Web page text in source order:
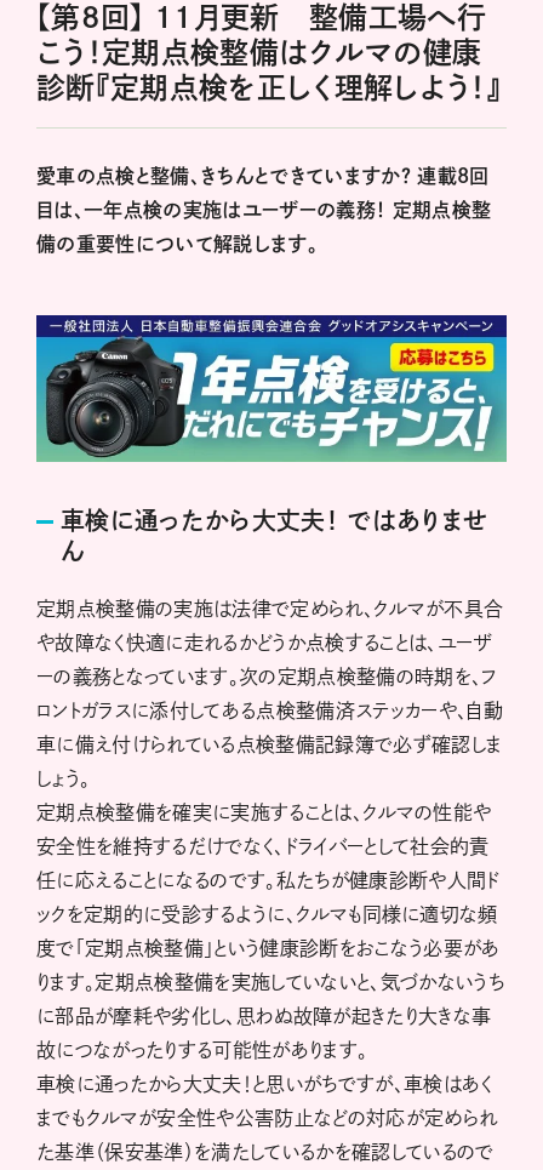
【第8回】 11月更新 整備工場へ行
こう！定期点検整備はクルマの健康
診断『定期点検を正しく理解しよう！』
愛車の点検と整備、きちんとできていますか？ 連載8回
目は、一年点検の実施はユーザーの義務！ 定期点検整
備の重要性について解説します。
車検に通ったから大丈夫！ ではありませ
ん
定期点検整備の実施は法律で定められ、クルマが不具合
や故障なく快適に走れるかどうか点検することは、ユーザ
ーの義務となっています。次の定期点検整備の時期を、フ
ロントガラスに添付してある点検整備済ステッカーや、自動
車に備え付けられている点検整備記録簿で必ず確認しま
しょう。
定期点検整備を確実に実施することは、クルマの性能や
安全性を維持するだけでなく、ドライバーとして社会的責
任に応えることになるのです。私たちが健康診断や人間ド
ックを定期的に受診するように、クルマも同様に適切な頻
度で「定期点検整備」という健康診断をおこなう必要があ
ります。定期点検整備を実施していないと、気づかないうち
に部品が摩耗や劣化し、思わぬ故障が起きたり大きな事
故につながったりする可能性があります。
車検に通ったから大丈夫！と思いがちですが、車検はあく
までもクルマが安全性や公害防止などの対応が定められ
た基準（保安基準）を満たしているかを確認しているので